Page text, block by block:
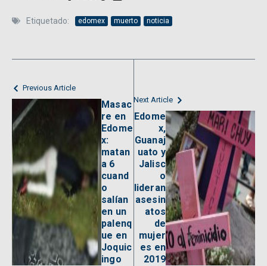
Etiquetado: edomex muerto noticia
Previous Article
Masac
re en
Edome
x:
matan
a 6
cuand
o
salían
en un
palenq
ue en
Joquic
ingo
Next Article
Edome
x,
Guanaj
uato y
Jalisc
o
lideran
asesin
atos
de
mujer
es en
2019